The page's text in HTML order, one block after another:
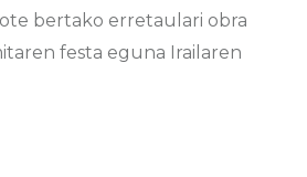
bertako erretaulari obra
festa eguna Irailaren